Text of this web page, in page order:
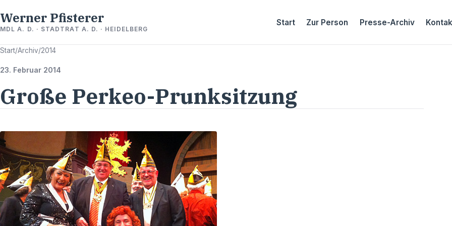
Werner Pfisterer
MDL A. D. · STADTRAT A. D. · HEIDELBERG
Start Zur Person Presse-Archiv
Start/Archiv/2014
23. Februar 2014
Große Perkeo-Prunksitzung